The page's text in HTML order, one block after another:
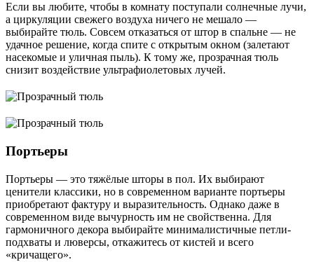
Если вы любите, чтобы в комнату поступали солнечные лучи,
а циркуляции свежего воздуха ничего не мешало ―
выбирайте тюль. Совсем отказаться от штор в спальне ― не
удачное решение, когда спите с открытым окном (залетают
насекомые и уличная пыль). К тому же, прозрачная тюль
снизит воздействие ультрафиолетовых лучей.
Портьеры
Портьеры ― это тяжёлые шторы в пол. Их выбирают
ценители классики, но в современном варианте портьеры
приобретают фактуру и выразительность. Однако даже в
современном виде вычурность им не свойственна. Для
гармоничного декора выбирайте минималистичные петли-
подхваты и люверсы, откажитесь от кистей и всего
«кричащего».